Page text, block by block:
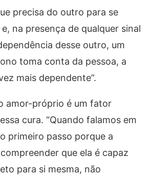
precisa do outro para se
na presença de qualquer sinal
desse outro, um
toma conta da pessoa, a
mais dependente”.
amor-próprio é um fator
cura. “Quando falamos em
primeiro passo porque a
que ela é capaz
para si mesma, não